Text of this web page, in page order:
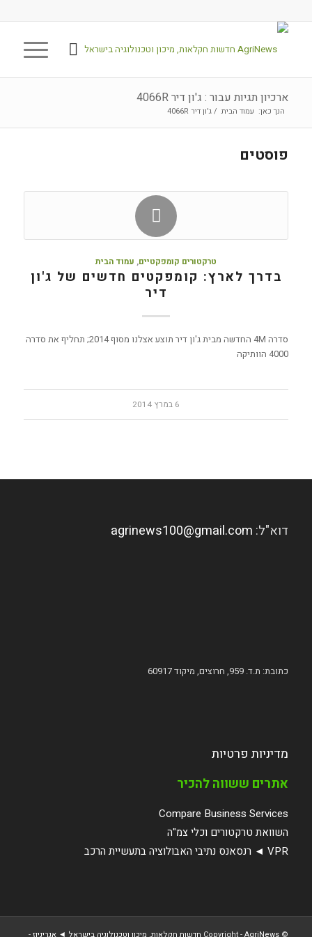
ארכיון תגיות עבור : ג'ון דיר 4066R
הנך כאן: עמוד הבית / ג'ון דיר 4066R
פוסטים
טרקטורים קומפקטיים, עמוד הבית
בדרך לארץ: קומפקטים חדשים של ג'ון
דיר
סדרה 4M החדשה מבית ג'ון דיר תוצע אצלנו מסוף 2014; תחליף את סדרה
4000 הוותיקה
6 במרץ 2014
דוא"ל: agrinews100@gmail.com
כתובת: ת.ד. 959, חרוצים, מיקוד 60917
מדיניות פרטיות
אתרים ששווה להכיר
Compare Business Services
השוואת טרקטורים וכלי צמ"ה
VPR ◄ רנסאנס נתיבי האבולוציה בתעשיית הרכב